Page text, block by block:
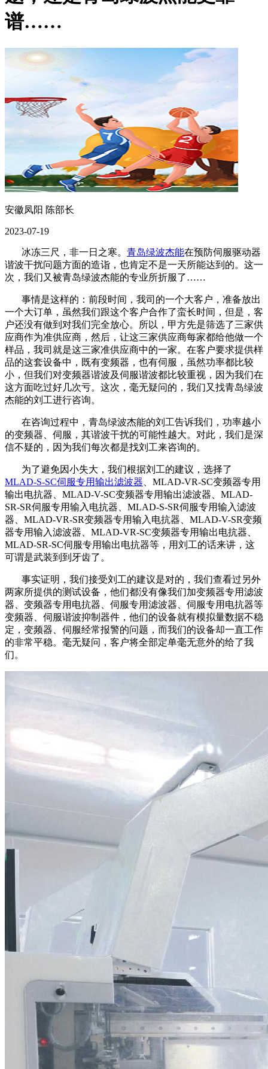
谱……
安徽凤阳 陈部长
2023-07-19
冰冻三尺，非一日之寒。 青岛绿波杰能在预防伺服驱动器
谐波干扰问题方面的造诣，也肯定不是一天所能达到的。这一
次，我们又被青岛绿波杰能的专业所折服了……
事情是这样的：前段时间，我司的一个大客户，准备放出
一个大订单，虽然我们跟这个客户合作了蛮长时间，但是，客
户还没有做到对我们完全放心。所以，甲方先是筛选了三家供
应商作为准供应商，然后，让这三家供应商每家都给他做一个
样品，我司就是这三家准供应商中的一家。在客户要求提供样
品的这套设备中，既有变频器，也有伺服，虽然功率都比较
小，但我们对变频器谐波及伺服谐波都比较重视，因为我们在
这方面吃过好几次亏。这次，毫无疑问的，我们又找青岛绿波
杰能的刘工进行咨询。
在咨询过程中，青岛绿波杰能的刘工告诉我们，功率越小
的变频器、伺服，其谐波干扰的可能性越大。对此，我们是深
信不疑的，因为我们每次都是找刘工来咨询的。
为了避免因小失大，我们根据刘工的建议，选择了
MLAD-S-SC伺服专用输出滤波器 、MLAD-VR-SC变频器专用
输出电抗器、MLAD-V-SC变频器专用输出滤波器、MLAD-
SR-SR伺服专用输入电抗器、MLAD-S-SR伺服专用输入滤波
器、MLAD-VR-SR变频器专用输入电抗器、MLAD-V-SR变频
器专用输入滤波器、MLAD-VR-SC变频器专用输出电抗器、
MLAD-SR-SC伺服专用输出电抗器等，用刘工的话来讲，这
可谓是武装到到牙齿了。
事实证明，我们接受刘工的建议是对的，我们查看过另外
两家所提供的测试设备，他们都没有像我们加变频器专用滤波
器、变频器专用电抗器、伺服专用滤波器、伺服专用电抗器等
变频器、伺服谐波抑制器件，他们的设备就有模拟量数据不稳
定，变频器、伺服经常报警的问题，而我们的设备却一直工作
的非常平稳。毫无疑问，客户将全部定单毫无意外的给了我
们。